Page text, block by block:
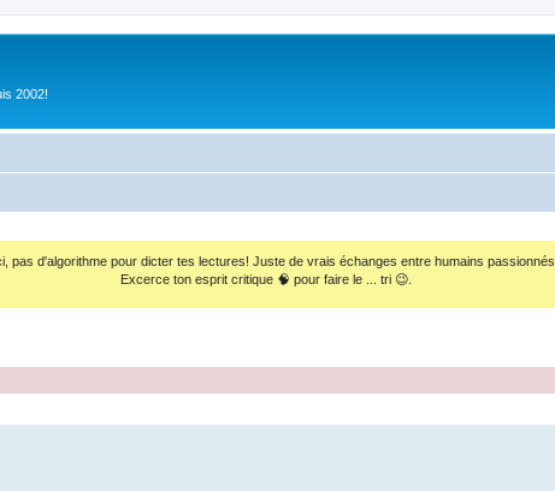
2002!
pas d'algorithme pour dicter tes lectures! Juste de vrais échanges entre humains passionnés.
Excerce ton esprit critique 🧠 pour faire le ... tri 😉.